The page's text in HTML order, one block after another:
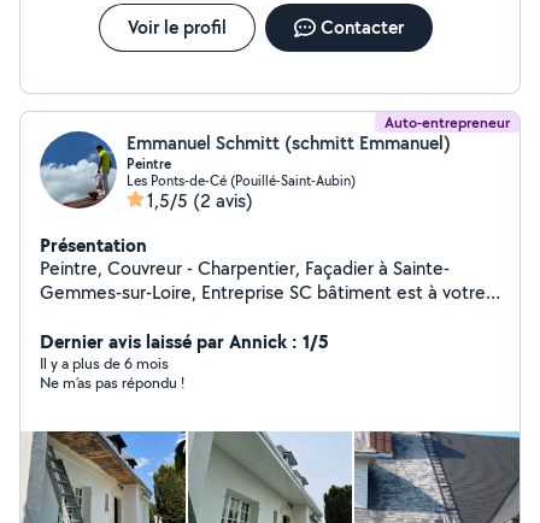
Voir le profil Contacter
Auto-entrepreneur
Emmanuel Schmitt (schmitt Emmanuel)
Peintre
Les Ponts-de-Cé (Pouillé-Saint-Aubin)
1,5/5 (2 avis)
Présentation
Peintre, Couvreur - Charpentier, Façadier à Sainte-
Gemmes-sur-Loire, Entreprise SC bâtiment est à votre
balcon...), Installation ou rénovation couverture/toiture,
Ravalement de façade, Nettoyage de façade,
traitement et nettoyage toiture ,Installation ou
plus encore. Nous sommes fiers de la qualité du travail
que nous fournissons à chacun de nos clients.
Contactez-nous pour discuter de votre projet et obtenir
un devis.
Dernier avis laissé par Annick : 1/5
Il y a plus de 6 mois
Ne m’as pas répondu !